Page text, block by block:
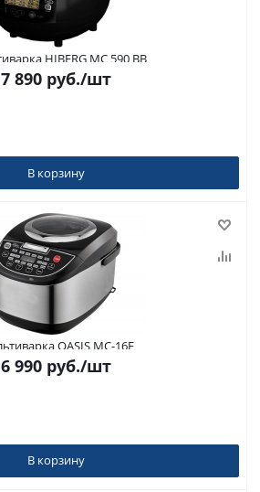
Мультиварка HIBERG MC 590 BB
7 890 руб./шт
В корзину
Мультиварка OASIS MC-16E
6 990 руб./шт
В корзину